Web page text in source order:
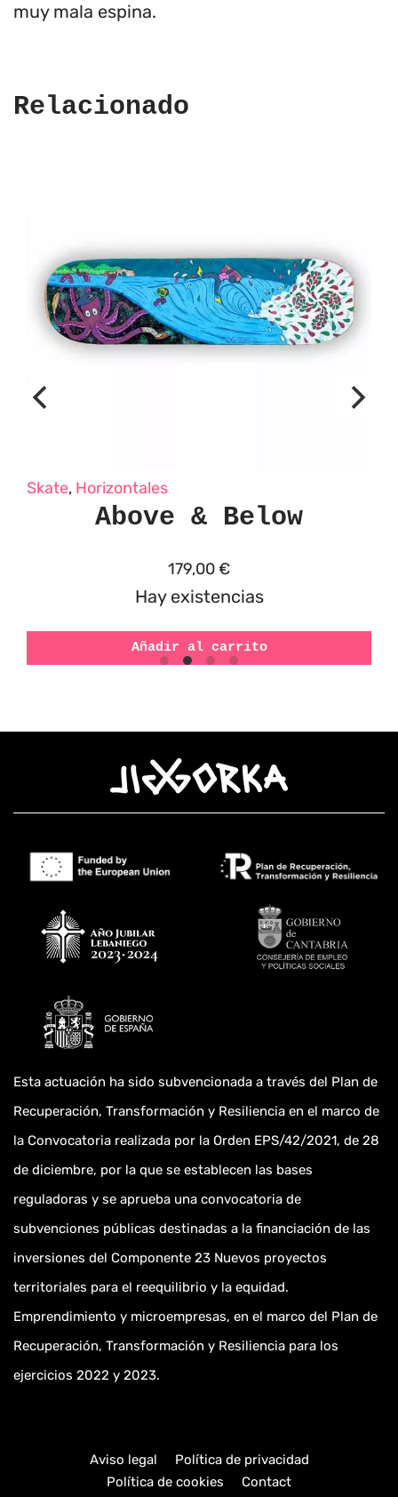
muy mala espina.
Relacionado
Skate, Horizontales
Above & Below
179,00€
Hay existencias
Añadir al carrito
Esta actuación ha sido subvencionada a través del Plan de
Recuperación, Transformación y Resiliencia en el marco de
la Convocatoria realizada por la Orden EPS/42/2021, de 28
de diciembre, por la que se establecen las bases
reguladoras y se aprueba una convocatoria de
subvenciones públicas destinadas a la financiación de las
inversiones del Componente 23 Nuevos proyectos
territoriales para el reequilibrio y la equidad.
Emprendimiento y microempresas, en el marco del Plan de
Recuperación, Transformación y Resiliencia para los
ejercicios 2022 y 2023.
Aviso legal
Política de privacidad
Política de cookies
Contact